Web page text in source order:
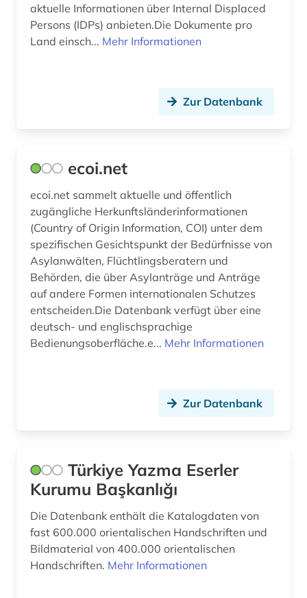
aktuelle Informationen über Internal Displaced
Persons (IDPs) anbieten.Die Dokumente pro
Land einsch... Mehr Informationen
Zur Datenbank
ecoi.net
ecoi.net sammelt aktuelle und öffentlich
zugängliche Herkunftsländerinformationen
(Country of Origin Information, COI) unter dem
spezifischen Gesichtspunkt der Bedürfnisse von
Asylanwälten, Flüchtlingsberatern und
Behörden, die über Asylanträge und Anträge
auf andere Formen internationalen Schutzes
entscheiden.Die Datenbank verfügt über eine
deutsch- und englischsprachige
Bedienungsoberfläche.e... Mehr Informationen
Zur Datenbank
Türkiye Yazma Eserler
Kurumu Başkanlığı
Die Datenbank enthält die Katalogdaten von
fast 600.000 orientalischen Handschriften und
Bildmaterial von 400.000 orientalischen
Handschriften. Mehr Informationen